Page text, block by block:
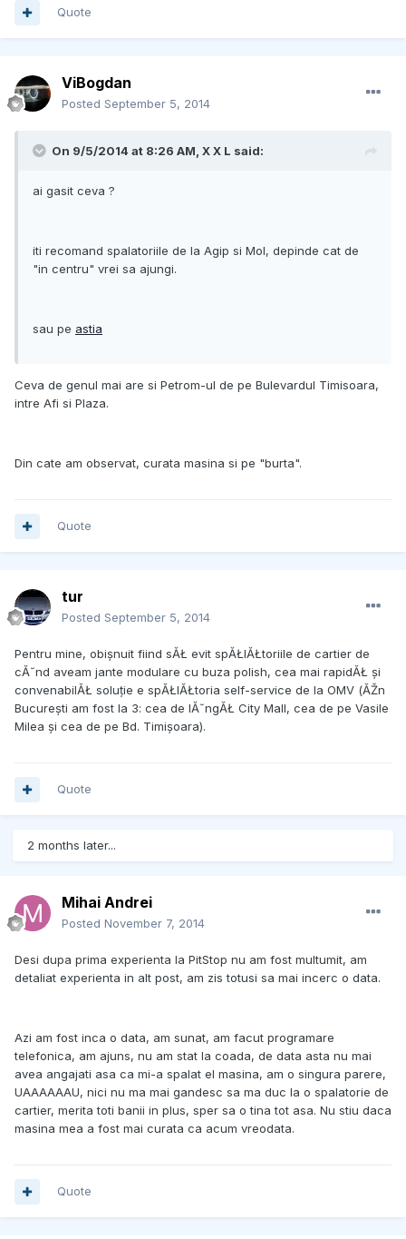
Quote
ViBogdan
Posted September 5, 2014
On 9/5/2014 at 8:26 AM, X X L said:
ai gasit ceva ?
iti recomand spalatoriile de la Agip si Mol, depinde cat de
"in centru" vrei sa ajungi.
sau pe astia
Ceva de genul mai are si Petrom-ul de pe Bulevardul Timisoara,
intre Afi si Plaza.
Din cate am observat, curata masina si pe "burta".
Quote
tur
Posted September 5, 2014
Pentru mine, obișnuit fiind sĂŁ evit spĂŁlĂŁtoriile de cartier de
cĂ˘nd aveam jante modulare cu buza polish, cea mai rapidĂŁ și
convenabilĂŁ soluție e spĂŁlĂŁtoria self-service de la OMV (ĂŽn
București am fost la 3: cea de lĂ˘ngĂŁ City Mall, cea de pe Vasile
Milea și cea de pe Bd. Timișoara).
Quote
2 months later...
Mihai Andrei
Posted November 7, 2014
Desi dupa prima experienta la PitStop nu am fost multumit, am
detaliat experienta in alt post, am zis totusi sa mai incerc o data.
Azi am fost inca o data, am sunat, am facut programare
telefonica, am ajuns, nu am stat la coada, de data asta nu mai
avea angajati asa ca mi-a spalat el masina, am o singura parere,
UAAAAAAU, nici nu ma mai gandesc sa ma duc la o spalatorie de
cartier, merita toti banii in plus, sper sa o tina tot asa. Nu stiu daca
masina mea a fost mai curata ca acum vreodata.
Quote